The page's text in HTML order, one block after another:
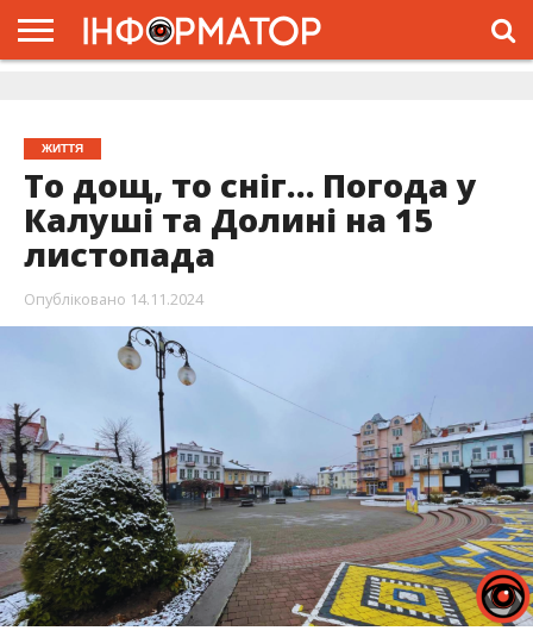
ЖИТТЯ
То дощ, то сніг… Погода у
Калуші та Долині на 15
листопада
Опубліковано 14.11.2024